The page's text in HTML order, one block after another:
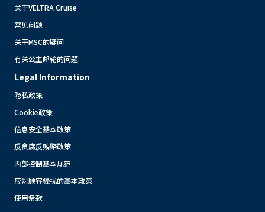
关于VELTRA Cruise
常见问题
关于MSC的疑问
有关公主邮轮的问题
Legal Information
隐私政策
Cookie政策
信息安全基本政策
反贪腐反贿赂政策
内部控制基本规范
应对顾客骚扰的基本政策
使用条款